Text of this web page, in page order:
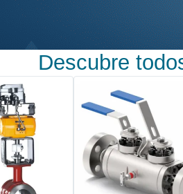
Descubre